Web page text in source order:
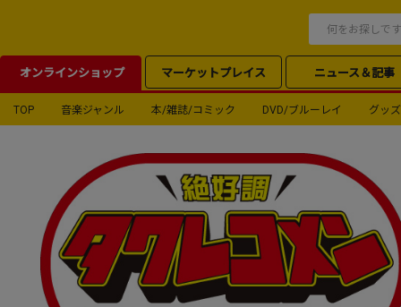
オンラインショップ マーケットプレイス ニュース＆記事
TOP 音楽ジャンル 本/雑誌/コミック DVD/ブルーレイ グッズ